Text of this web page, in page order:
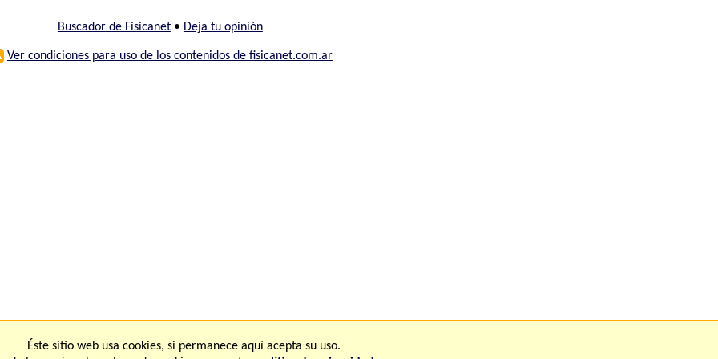
Buscador de Fisicanet• Deja tu opinión
Ver condiciones para uso de los contenidos de fisicanet.com.ar
Éste sitio web usa cookies, si permanece aquí acepta su uso.